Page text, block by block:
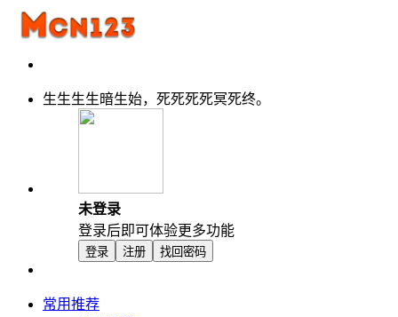
生生生生暗生始，死死死死冥死终。
未登录
登录后即可体验更多功能
登录 注册 找回密码
常用推荐